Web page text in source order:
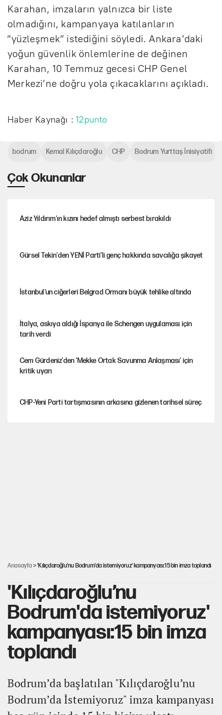
Karahan, imzaların yalnızca bir liste
olmadığını, kampanyaya katılanların
“yüzleşmek” istediğini söyledi. Ankara’daki
yoğun güvenlik önlemlerine de değinen
Karahan, 10 Temmuz gecesi CHP Genel
Merkezi’ne doğru yola çıkacaklarını açıkladı.
Haber Kaynağı :12punto
Çok Okunanlar
Aziz Yıldırım'ın kızını hedef almıştı serbest bırakıldı
Gürsel Tekin'den YENİ Parti’li genç hakkında savcılığa şikayet
İstanbul’un ciğerleri Belgrad Ormanı büyük tehlike altında
İtalya, askıya aldığı İspanya ile Schengen uygulaması için
tarih verdi
Cem Gürdeniz'den 'Mekke Ortak Savunma Anlaşması' için
kritik uyarı
CHP-Yeni Parti tartışmasının arkasına gizlenen tarihsel süreç
bodrum Kemal Kılıçdaroğlu CHP Bodrum Yurttaş İnisiyatifi
Anasayfa > 'Kılıçdaroğlu’nu Bodrum'da istemiyoruz' kampanyası:15 bin imza toplandı
'Kılıçdaroğlu’nu
Bodrum'da istemiyoruz'
kampanyası:15 bin imza
toplandı
Bodrum’da başlatılan "Kılıçdaroğlu’nu
Bodrum’da İstemiyoruz" imza kampanyası